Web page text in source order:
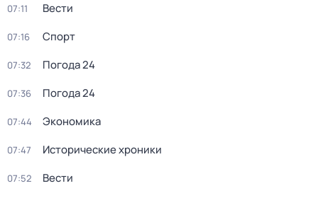
07:11 Вести
07:16 Спорт
07:32 Погода 24
07:36 Погода 24
07:44 Экономика
07:47 Исторические хроники
07:52 Вести